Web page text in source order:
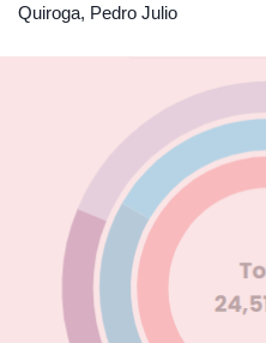
Quiroga, Pedro Julio